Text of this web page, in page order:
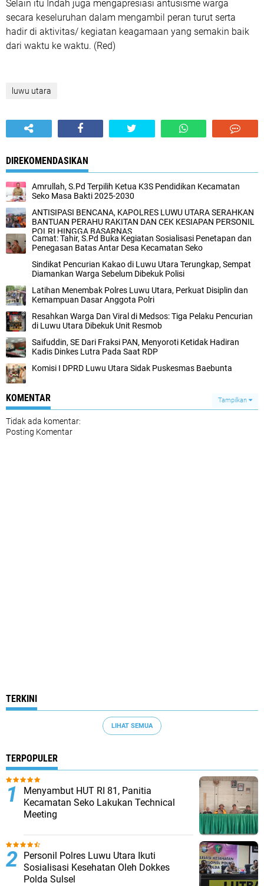
Selain itu Indah juga mengapresiasi antusisme warga
secara keseluruhan dalam mengambil peran turut serta
hadir di aktivitas/ kegiatan keagamaan yang semakin baik
dari waktu ke waktu. (Red)
luwu utara
DIREKOMENDASIKAN
Amrullah, S.Pd Terpilih Ketua K3S Pendidikan Kecamatan
Seko Masa Bakti 2025-2030
ANTISIPASI BENCANA, KAPOLRES LUWU UTARA SERAHKAN
BANTUAN PERAHU RAKITAN DAN CEK KESIAPAN PERSONIL
POLRI HINGGA BASARNAS
Camat: Tahir, S.Pd Buka Kegiatan Sosialisasi Penetapan dan
Penegasan Batas Antar Desa Kecamatan Seko
Sindikat Pencurian Kakao di Luwu Utara Terungkap, Sempat
Diamankan Warga Sebelum Dibekuk Polisi
Latihan Menembak Polres Luwu Utara, Perkuat Disiplin dan
Kemampuan Dasar Anggota Polri
Resahkan Warga Dan Viral di Medsos: Tiga Pelaku Pencurian
di Luwu Utara Dibekuk Unit Resmob
Saifuddin, SE Dari Fraksi PAN, Menyoroti Ketidak Hadiran
Kadis Dinkes Lutra Pada Saat RDP
Komisi I DPRD Luwu Utara Sidak Puskesmas Baebunta
KOMENTAR Tampilkan
Tidak ada komentar:
Posting Komentar
TERKINI
LIHAT SEMUA
TERPOPULER
Menyambut HUT RI 81, Panitia
Kecamatan Seko Lakukan Technical
Meeting
Personil Polres Luwu Utara Ikuti
Sosialisasi Kesehatan Oleh Dokkes
Polda Sulsel